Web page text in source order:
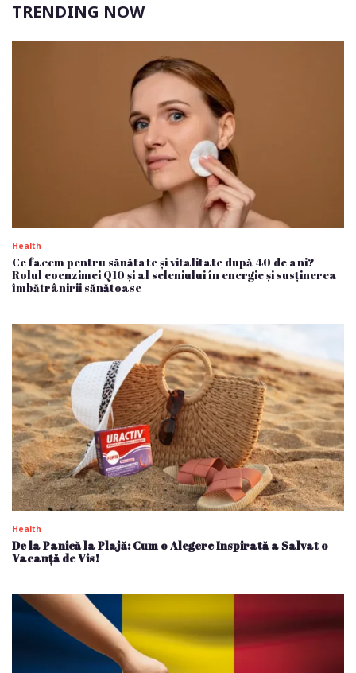
TRENDING NOW
Health
Ce facem pentru sănătate și vitalitate după 40 de ani?
Rolul coenzimei Q10 și al seleniului în energie și susținerea
îmbătrânirii sănătoase
Health
De la Panică la Plajă: Cum o Alegere Inspirată a Salvat o
Vacanță de Vis!